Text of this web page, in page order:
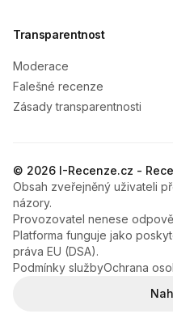
Transparentnost
Moderace
Falešné recenze
Zásady transparentnosti
© 2026 I-Recenze.cz -
Obsah zveřejněný uživateli
názory.
Provozovatel nenese
Platforma funguje jako
práva EU (DSA).
Podmínky službyOchrana